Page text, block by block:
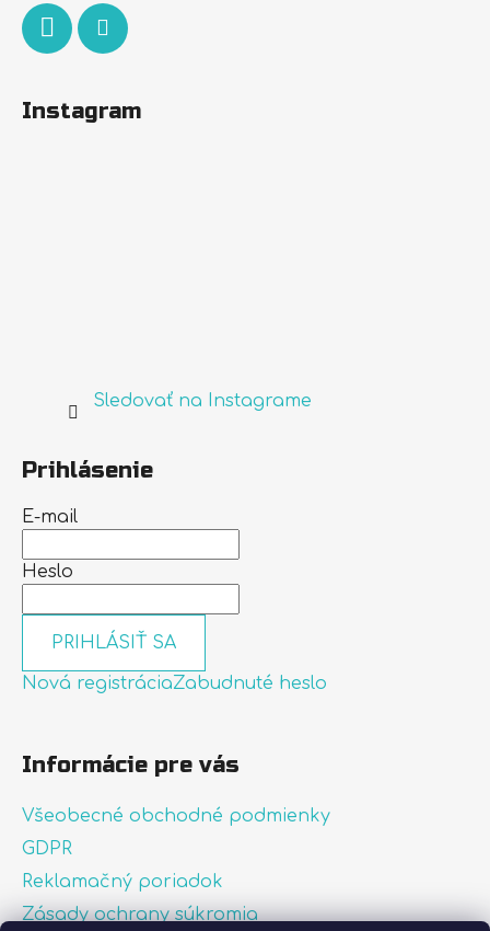
Instagram
Sledovať na Instagrame
Prihlásenie
E-mail
Heslo
PRIHLÁSIŤ SA
Nová registráciaZabudnuté heslo
Informácie pre vás
Všeobecné obchodné podmienky
GDPR
Reklamačný poriadok
Zásady ochrany súkromia